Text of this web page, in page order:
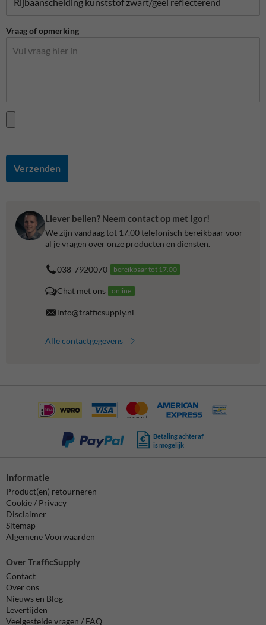
Vraag of opmerking
Verzenden
Liever bellen? Neem contact op met Igor!
We zijn vandaag tot 17.00 telefonisch bereikbaar voor
al je vragen over onze producten en diensten.
038-7920070 bereikbaar tot 17.00
Chat met ons online
info@trafficsupply.nl
Alle contactgegevens
Betaling achteraf
is mogelijk
Informatie
Product(en) retourneren
Cookie / Privacy
Disclaimer
Sitemap
Algemene Voorwaarden
Over TrafficSupply
Contact
Over ons
Nieuws en Blog
Levertijden
Veelgestelde vragen / FAQ